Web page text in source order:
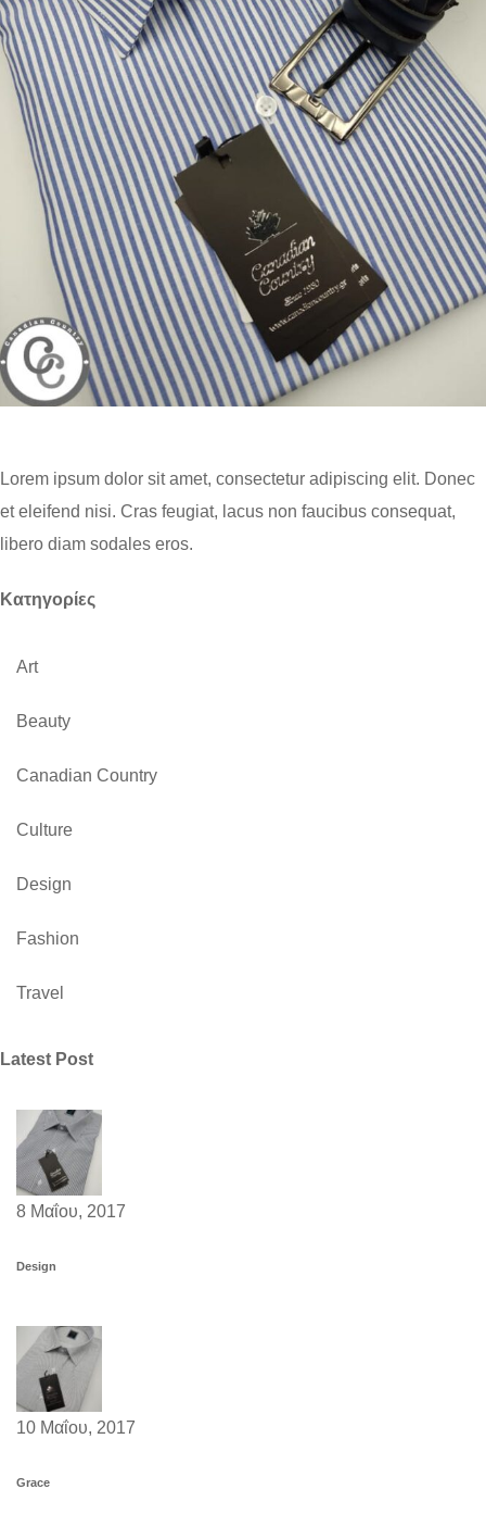
Lorem ipsum dolor sit amet, consectetur adipiscing elit. Donec
et eleifend nisi. Cras feugiat, lacus non faucibus consequat,
libero diam sodales eros.
Kατηγορίες
Art
Beauty
Canadian Country
Culture
Design
Fashion
Travel
Latest Post
8 Μαΐου, 2017
Design
10 Μαΐου, 2017
Grace